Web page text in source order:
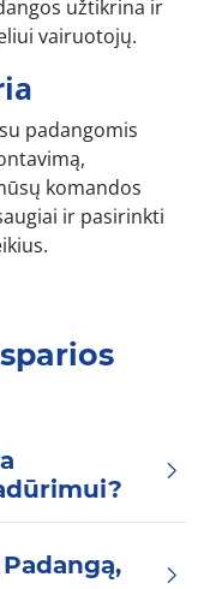
užtikrina ir
vairuotojų.
padangomis
komandos
ir pasirinkti